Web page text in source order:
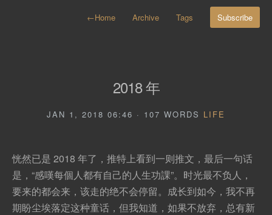
←Home Archive Tags Subscribe
2018 年
JAN 1, 2018 06:46 · 107 WORDS LIFE
恍然已是 2018 年了，推特上看到一则推文，最后一句话
是，“感嘆每個人都有自己的人生功課”。时光最不负人，
要来的都会来，该走的绝不会停留。成长到如今，我不再
期盼尘埃落定这种童话，但我知道，如果不放弃，总有新